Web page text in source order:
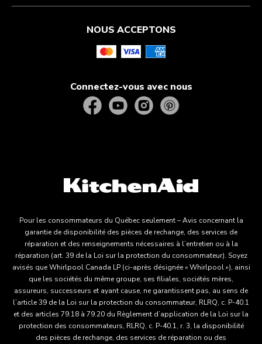
NOUS ACCEPTONS
Connectez-vous avec nous
Pour les consommateurs du Québec seulement – Avis concernant la
garantie de disponibilité des pièces de rechange, des services de
réparation et des renseignements nécessaires à l’entretien ou à la
réparation (art. 39 de la Loi sur la protection du consommateur). Soyez
avisés que Whirlpool Canada LP (ci-après désignée « Whirlpool »), ainsi
que les sociétés du même groupe, ses filiales, sociétés mères,
assureurs, successeurs et ayant cause, ne garantissent pas, au sens de
l’article 39 de la Loi sur la protection du consommateur, RLRQ, c. P-40.1
et des articles 79.18 à 79.20 du Règlement d’application de la Loi sur la
protection des consommateurs, RLRQ, c. P-40.1, r. 3, la disponibilité
des pièces de rechange, des services de réparation ou des